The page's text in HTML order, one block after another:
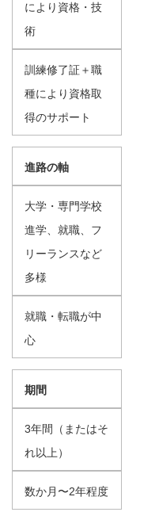
により資格・技
術
訓練修了証＋職
種により資格取
得のサポート
進路の軸
大学・専門学校
進学、就職、フ
リーランスなど
多様
就職・転職が中
心
期間
3年間（またはそ
れ以上）
数か月〜2年程度